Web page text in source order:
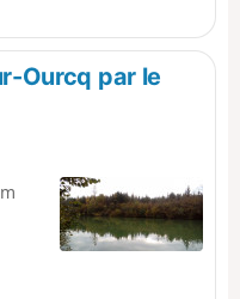
tronçons.
Ourcq par le